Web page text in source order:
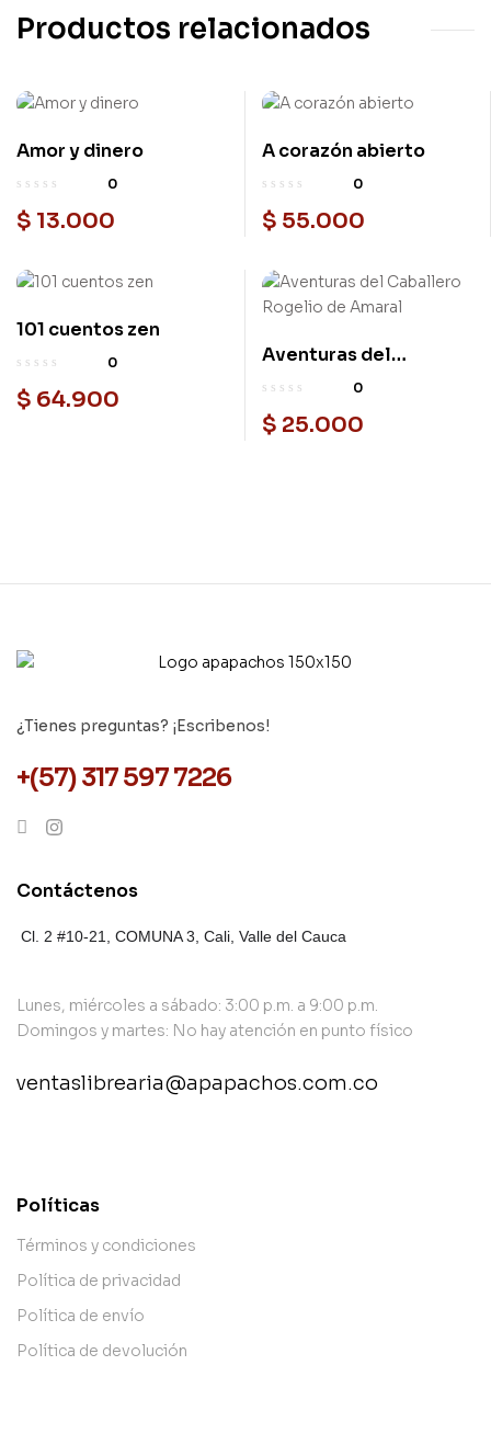
Productos relacionados
Amor y dinero
0
$ 13.000
A corazón abierto
0
$ 55.000
101 cuentos zen
0
$ 64.900
Aventuras del
Caballero Rogelio de
0
$ 25.000
¿Tienes preguntas? ¡Escribenos!
+(57) 317 597 7226
Contáctenos
Cl. 2 #10-21, COMUNA 3, Cali, Valle del Cauca
Lunes, miércoles a sábado: 3:00 p.m. a 9:00 p.m.
Domingos y martes: No hay atención en punto físico
ventaslibrearia@apapachos.com.co
Políticas
Términos y condiciones
Política de privacidad
Política de envío
Política de devolución